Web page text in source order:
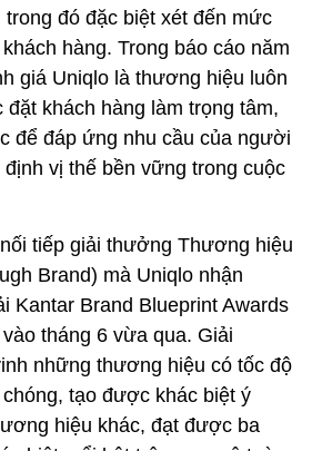
đó đặc biệt xét đến mức
hàng. Trong báo cáo năm
giá Uniqlo là thương hiệu luôn
đặt khách hàng làm trọng tâm,
để đáp ứng nhu cầu của người
vị thế bền vững trong cuộc
tiếp giải thưởng Thương hiệu
Brand) mà Uniqlo nhận
Kantar Brand Blueprint Awards
tháng 6 vừa qua. Giải
những thương hiệu có tốc độ
tạo được khác biệt ý
hiệu khác, đạt được ba